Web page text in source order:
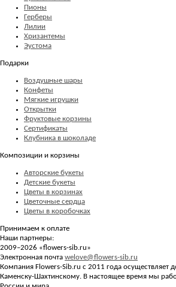
Пионы
Герберы
Лилии
Хризантемы
Эустома
Подарки
Воздушные шары
Конфеты
Мягкие игрушки
Открытки
Фруктовые корзины
Сертификаты
Клубника в шоколаде
Композиции и корзины
Авторские букеты
Детские букеты
Цветы в корзинах
Цветочные сердца
Цветы в коробочках
Принимаем к оплате
Наши партнеры:
2009–2026 «flowers-sib.ru»
Электронная почта welove@flowers-sib.ru
Компания Flowers-Sib.ru с 2011 года осуществляет
Каменску-Шахтинскому. В настоящее время мы